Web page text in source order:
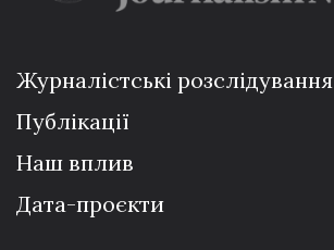
Журналістські розслідування
Публікації
Наш вплив
Дата-проєкти